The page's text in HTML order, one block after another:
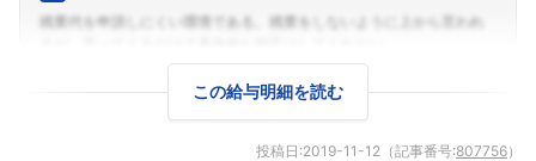
この給与明細を読む
投稿日:2019-11-12 （記事番号:807756）